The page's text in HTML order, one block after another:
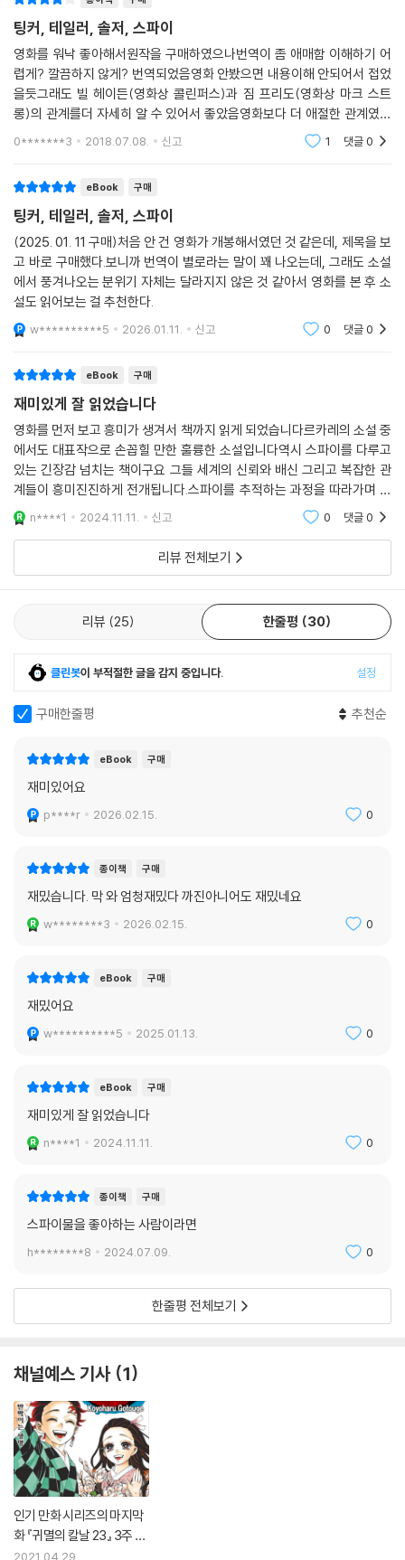
팅커, 테일러, 솔저, 스파이
영화를 워낙 좋아해서원작을 구매하였으나번역이 좀 애매함 이해하기 어
렵게? 깔끔하지 않게? 번역되었음영화 안봤으면 내용이해 안되어서 접었
을듯그래도 빌 헤이든(영화상 콜린퍼스)과 짐 프리도(영화상 마크 스트
롱)의 관계를더 자세히 알 수 있어서 좋았음영화보다 더 애절한 관계였음
영화를 보고 책을 읽는 것을 추천함배우들 얼굴 떠올리며 읽어야 덜 헷갈
0*******3 2018.07.08. 신고 1 댓글0
eBook 구매
팅커, 테일러, 솔저, 스파이
(2025. 01. 11 구매)처음 안 건 영화가 개봉해서였던 것 같은데, 제목을 보
고 바로 구매했다.보니까 번역이 별로라는 말이 꽤 나오는데, 그래도 소설
에서 풍겨나오는 분위기 자체는 달라지지 않은 것 같아서 영화를 본 후 소
설도 읽어보는 걸 추천한다.
w**********5 2026.01.11. 신고 0 댓글0
eBook 구매
재미있게 잘 읽었습니다
영화를 먼저 보고 흥미가 생겨서 책까지 읽게 되었습니다르카레의 소설 중
에서도 대표작으로 손꼽힐 만한 훌륭한 소설입니다역시 스파이를 다루고
있는 긴장감 넘치는 책이구요 그들 세계의 신뢰와 배신 그리고 복잡한 관
계들이 흥미진진하게 전개됩니다.스파이를 추적하는 과정을 따라가며 독
서의 행복을 느낄 수 있었습니다
n****1 2024.11.11. 신고 0 댓글0
리뷰 전체보기
리뷰 25 한줄평 30
클린봇이 부적절한 글을 감지 중입니다. 설정
구매한줄평 추천순
eBook 구매
재미있어요
p****r 2026.02.15. 0
종이책 구매
재밌습니다. 막 와 엄청재밌다 까진아니어도 재밌네요
w********3 2026.02.15. 0
eBook 구매
재밌어요
w**********5 2025.01.13. 0
eBook 구매
재미있게 잘 읽었습니다
n****1 2024.11.11. 0
종이책 구매
스파이물을 좋아하는 사람이라면
h********8 2024.07.09. 0
한줄평 전체보기
채널예스 기사 1
인기 만화 시리즈의 마지막
화 『귀멸의 칼날 23』 3주 연
속 1위
2021.04.29.